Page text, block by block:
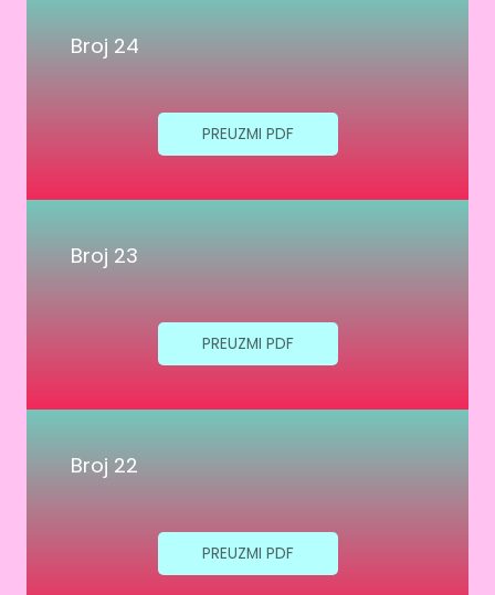
Broj 24
PREUZMI PDF
Broj 23
PREUZMI PDF
Broj 22
PREUZMI PDF